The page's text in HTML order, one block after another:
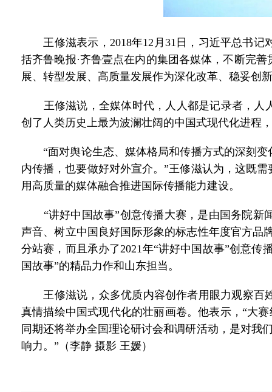
王修滋表示，2018年12月31日，习近平总书记
括齐鲁晚报·齐鲁壹点在内的集团各媒体，不断完
展、转型发展、高质量发展作为深化改革、稳妥创
王修滋说，全媒体时代，人人都是记录者，人
创了人类历史上最为波澜壮阔的中国式现代化进程
“面对舆论生态、媒体格局和传播方式的深刻变
内传播，也要做好对外宣介。”王修滋认为，这既
用高质量的媒体融合推进国际传播能力建设。
“讲好中国故事”创意传播大赛，是由国务院新
声音、树立中国良好国际形象的标志性年度官方品
分站赛，而且承办了2021年“讲好中国故事”创意传
国故事”的精品力作和山东担当。
王修滋说，众多优质内容创作者用眼力观察百
真情描绘中国式现代化的壮丽画卷。他表示，“大
同期还将举办全国理论研讨会和调研活动，是对我
响力。”（李静 摄影 王媛）